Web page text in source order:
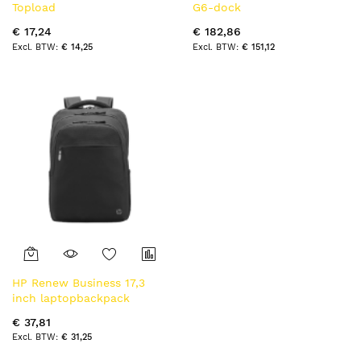
Topload
€ 17,24
€ 14,25
G6-dock
€ 182,86
€ 151,12
HP Renew Business 17,3
inch laptopbackpack
€ 37,81
€ 31,25